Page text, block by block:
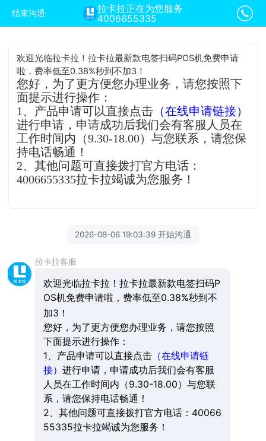
结束沟通
拉卡拉正在为您服务
4006655335
欢迎光临拉卡拉！拉卡拉最新款电签扫码POS机免费申请
啦，费率低至0.38%秒到不加3！
您好，为了更方便您办理业务，请您按照下
面提示进行操作：
1、产品申请可以直接点击 （在线申请链接）
进行申请，申请成功后我们会有客服人员在
工作时间内（9.30-18.00）与您联系，请您保
持电话畅通！
2、其他问题可直接拨打官方电话：
4006655335拉卡拉竭诚为您服务！
2026-08-06 19:03:39 开始沟通
拉卡拉客服
欢迎光临拉卡拉！拉卡拉最新款电签扫码P
OS机免费申请啦，费率低至0.38%秒到不
加3！
您好，为了更方便您办理业务，请您按照
下面提示进行操作：
1、产品申请可以直接点击（在线申请链
接） 进行申请，申请成功后我们会有客服
人员在工作时间内（9.30-18.00）与您联
系，请您保持电话畅通！
2、其他问题可直接拨打官方电话：40066
55335拉卡拉竭诚为您服务！